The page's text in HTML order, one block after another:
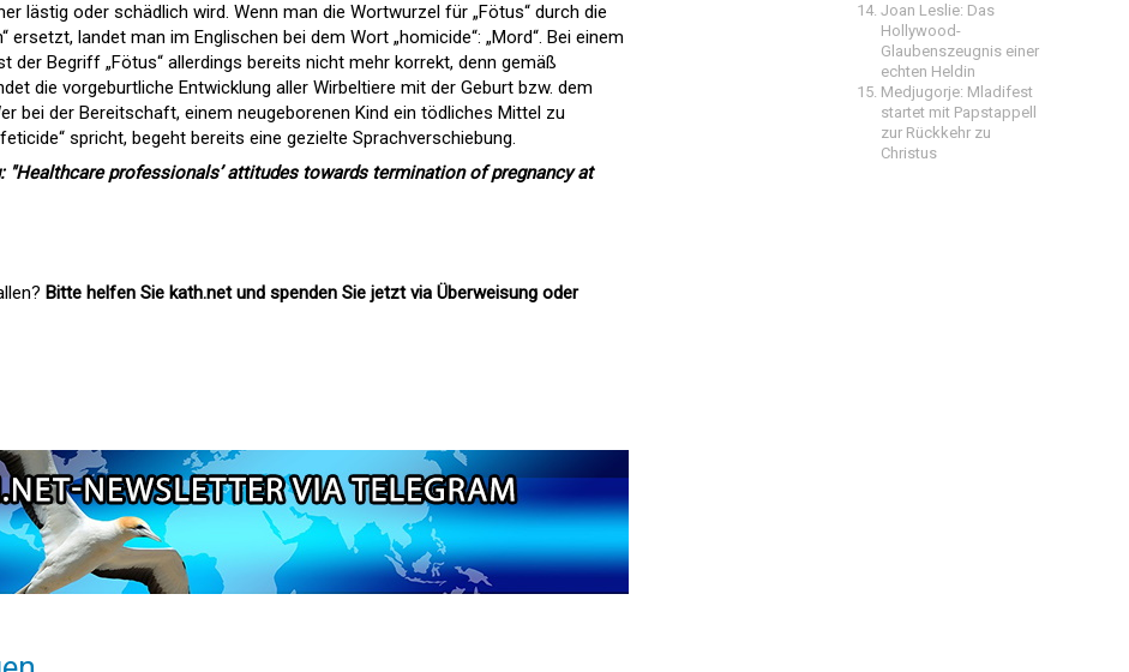
lästig oder schädlich wird. Wenn man die Wortwurzel für „Fötus“ durch die
ersetzt, landet man im Englischen bei dem Wort „homicide“: „Mord“. Bei einem
der Begriff „Fötus“ allerdings bereits nicht mehr korrekt, denn gemäß
die vorgeburtliche Entwicklung aller Wirbeltiere mit der Geburt bzw. dem
bei der Bereitschaft, einem neugeborenen Kind ein tödliches Mittel zu
spricht, begeht bereits eine gezielte Sprachverschiebung.
"Healthcare professionals’ attitudes towards termination of pregnancy at
Bitte helfen Sie kath.net und spenden Sie jetzt via Überweisung oder
Joan Leslie: Das
Hollywood-
Glaubenszeugnis einer
echten Heldin
Medjugorje: Mladifest
startet mit Papstappell
zur Rückkehr zu
Christus